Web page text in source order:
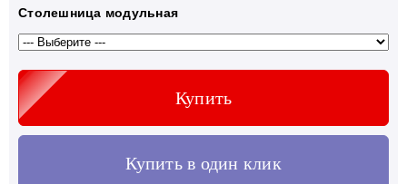
Столешница модульная
Купить
Купить в один клик